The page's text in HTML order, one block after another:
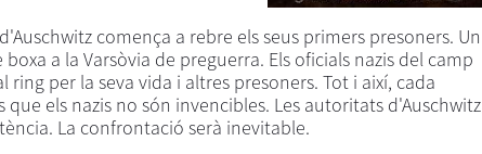
comença a rebre els seus primers presoners. Un
a la Varsòvia de preguerra. Els oficials nazis del camp
per la seva vida i altres presoners. Tot i així, cada
els nazis no són invencibles. Les autoritats d'Auschwitz
La confrontació serà inevitable.